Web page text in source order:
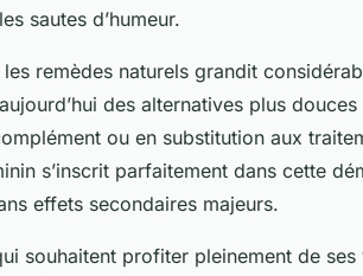
sautes d’humeur.
les remèdes naturels grandit
des alternatives plus
ou en substitution aux
s’inscrit parfaitement dans cette
effets secondaires majeurs.
souhaitent profiter pleinement de ses